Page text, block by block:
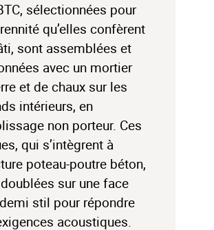
sélectionnées pour
qu’elles confèrent
sont assemblées et
avec un mortier
et de chaux sur les
intérieurs, en
non porteur. Ces
qui s’intègrent à
poteau-poutre béton,
sur une face
demi stil pour répondre
acoustiques.